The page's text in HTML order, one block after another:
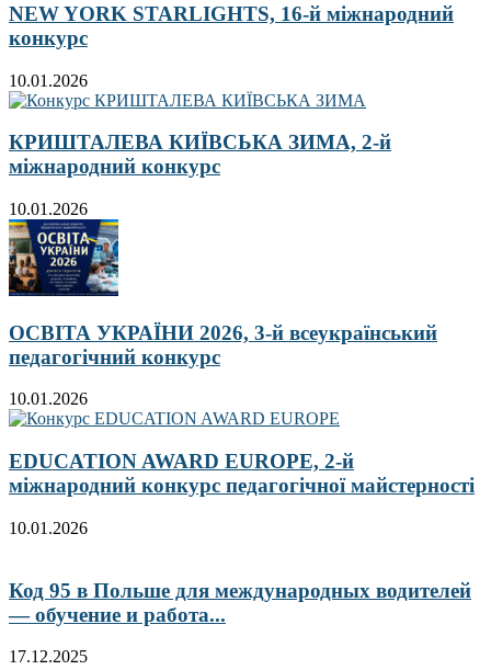
NEW YORK STARLIGHTS, 16-й міжнародний
конкурс
10.01.2026
КРИШТАЛЕВА КИЇВСЬКА ЗИМА, 2-й
міжнародний конкурс
10.01.2026
ОСВІТА УКРАЇНИ 2026, 3-й всеукраїнський
педагогічний конкурс
10.01.2026
EDUCATION AWARD EUROPE, 2-й
міжнародний конкурс педагогічної майстерності
10.01.2026
Код 95 в Польше для международных водителей
— обучение и работа...
17.12.2025